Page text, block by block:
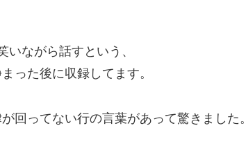
ながら話すという、
った後に収録してます。
回ってない行の言葉があって驚きました。